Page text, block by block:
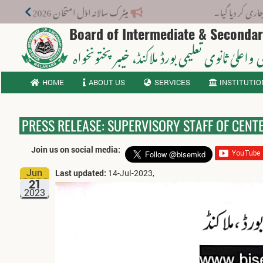
میٹرک سالانہ اوّل امتحان 2026: پوزیشن ہولڈرز کا اعلان 6 اگست کو دوپہر 2 بجے اور مکمل نتائج شام 4 بجے بورڈ کی ویب سائٹ پر جاری ہوں گے۔
Board of Intermediate &
واعلیٰ ثانوی تعلیمی بورڈ ملاکنڈ، خیبر پختونخواہ
HOME ABOUT US SERVICES
PRESS RELEASE: SUPERVISORY STAFF OF
Join us on social media:
2023
Jun
21
Last updated: 14-Jul-2023,